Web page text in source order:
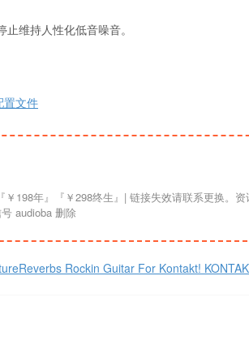
维持人性化低音噪音。
置文件
audioba 删除
Rockin Guitar For Kontakt!